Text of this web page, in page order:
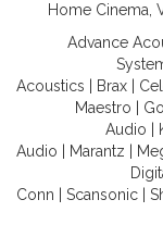
Home Cinema,
Advance
Acoustics
Brax
Maestro
Audio
Audio
Marantz
Conn
Scansonic